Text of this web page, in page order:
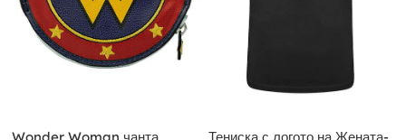
Wonder Woman чанта
Тениска с логото на Жената-